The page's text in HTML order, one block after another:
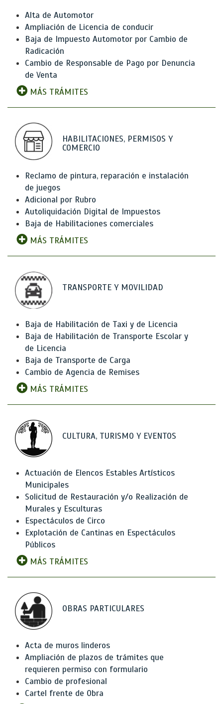
Alta de Automotor
Ampliación de Licencia de conducir
Baja de Impuesto Automotor por Cambio de
Radicación
Cambio de Responsable de Pago por Denuncia
de Venta
MÁS TRÁMITES
HABILITACIONES, PERMISOS Y
COMERCIO
Reclamo de pintura, reparación e instalación
de juegos
Adicional por Rubro
Autoliquidación Digital de Impuestos
Baja de Habilitaciones comerciales
MÁS TRÁMITES
TRANSPORTE Y MOVILIDAD
Baja de Habilitación de Taxi y de Licencia
Baja de Habilitación de Transporte Escolar y
de Licencia
Baja de Transporte de Carga
Cambio de Agencia de Remises
MÁS TRÁMITES
CULTURA, TURISMO Y EVENTOS
Actuación de Elencos Estables Artísticos
Municipales
Solicitud de Restauración y/o Realización de
Murales y Esculturas
Espectáculos de Circo
Explotación de Cantinas en Espectáculos
Públicos
MÁS TRÁMITES
OBRAS PARTICULARES
Acta de muros linderos
Ampliación de plazos de trámites que
requieren permiso con formulario
Cambio de profesional
Cartel frente de Obra